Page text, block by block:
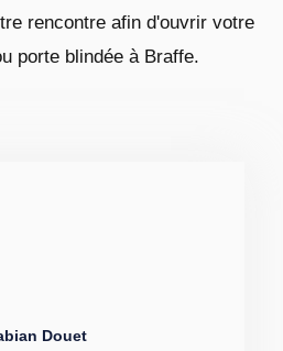
rencontre afin d'ouvrir votre
porte blindée à Braffe.
Douet